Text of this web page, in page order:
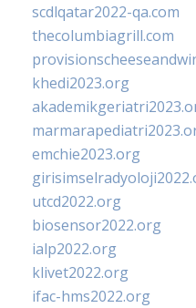
scdlqatar2022-qa.com
thecolumbiagrill.com
khedi2023.org
emchie2023.org
utcd2022.org
biosensor2022.org
ialp2022.org
klivet2022.org
ifac-hms2022.org